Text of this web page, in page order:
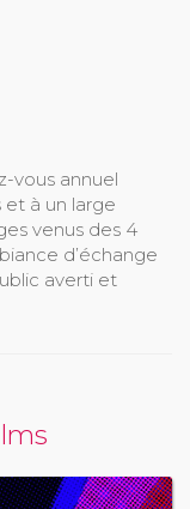
vous annuel
et à un large
venus des 4
d’échange
averti et